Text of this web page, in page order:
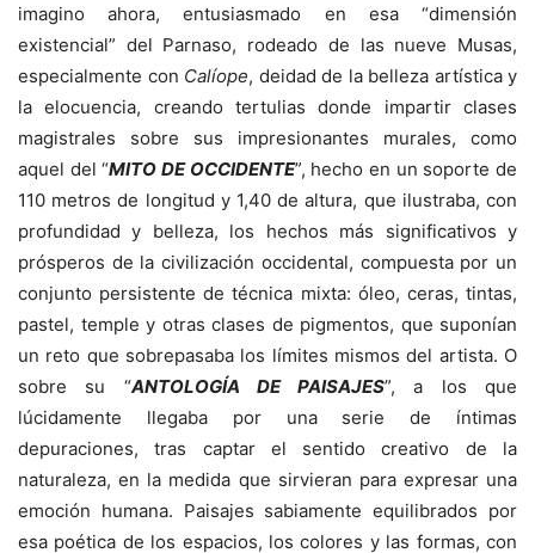
imagino ahora, entusiasmado en esa “dimensión
existencial” del Parnaso, rodeado de las nueve Musas,
especialmente con Calíope, deidad de la belleza artística y
la elocuencia, creando tertulias donde impartir clases
magistrales sobre sus impresionantes murales, como
aquel del “MITO DE OCCIDENTE”, hecho en un soporte de
110 metros de longitud y 1,40 de altura, que ilustraba, con
profundidad y belleza, los hechos más significativos y
prósperos de la civilización occidental, compuesta por un
conjunto persistente de técnica mixta: óleo, ceras, tintas,
pastel, temple y otras clases de pigmentos, que suponían
un reto que sobrepasaba los límites mismos del artista. O
sobre su “ANTOLOGÍA DE PAISAJES”, a los que
lúcidamente llegaba por una serie de íntimas
depuraciones, tras captar el sentido creativo de la
naturaleza, en la medida que sirvieran para expresar una
emoción humana. Paisajes sabiamente equilibrados por
esa poética de los espacios, los colores y las formas, con